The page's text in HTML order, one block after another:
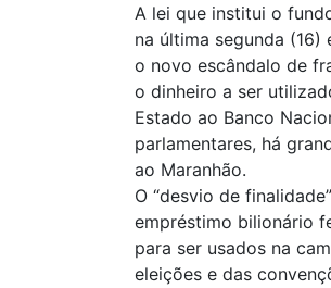
A lei que institui o
na última segunda
o novo escândalo de
o dinheiro a ser
Estado ao Banco
parlamentares, há
ao Maranhão.
O “desvio de
empréstimo bilionário
para ser usados na
eleições e das